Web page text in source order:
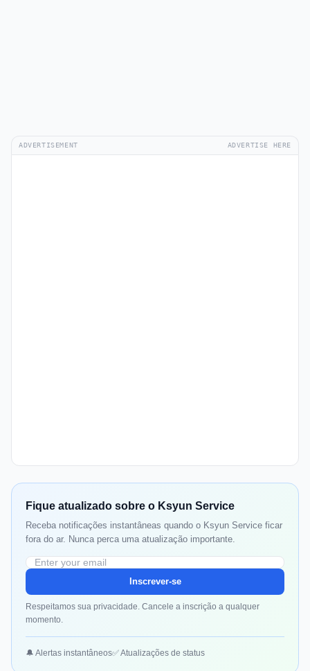
ADVERTISEMENT ADVERTISE HERE
Fique atualizado sobre o Ksyun Service
Receba notificações instantâneas quando o Ksyun Service ficar
fora do ar. Nunca perca uma atualização importante.
Inscrever-se
Respeitamos sua privacidade. Cancele a inscrição a qualquer
momento.
🔔 Alertas instantâneos✅ Atualizações de status